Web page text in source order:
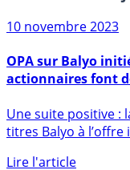
Sur le même
10 novembre 2023
actionnaires font
Une suite positive :
titres Balyo à l’offre